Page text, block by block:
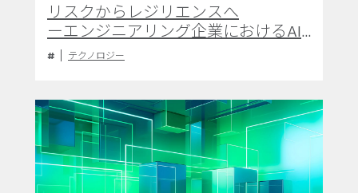
リスクからレジリエンスへ
ーエンジニアリング企業におけるAI
ガバナンスの確立
テクノロジー